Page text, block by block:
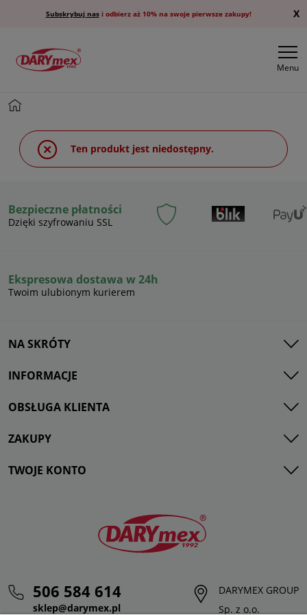
Subskrybuj nasi odbierz aż 10% na swoje pierwsze zakupy! X
Menu
Ten produkt jest niedostępny.
Bezpieczne płatności
Dzięki szyfrowaniu SSL
Ekspresowa dostawa w 24h
Twoim ulubionym kurierem
NA SKRÓTY
INFORMACJE
OBSŁUGA KLIENTA
ZAKUPY
TWOJE KONTO
506 584 614
sklep@darymex.pl
DARYMEX GROUP
Sp. z o.o.